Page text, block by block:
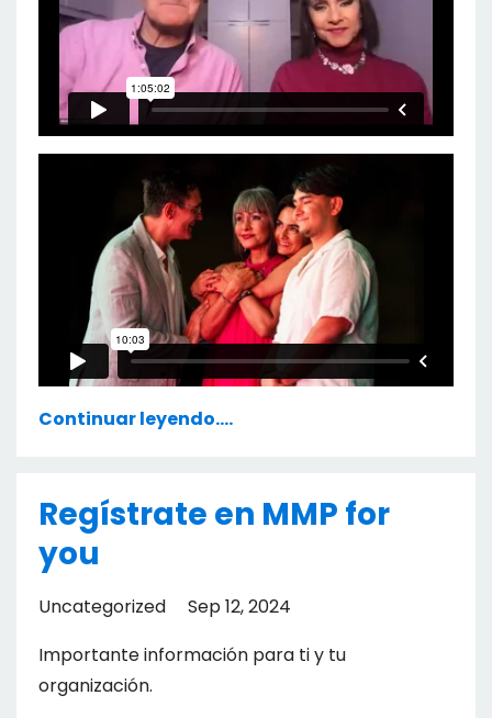
Continuar leyendo....
Regístrate en MMP for
you
Uncategorized
Sep 12, 2024
Importante información para ti y tu
organización.